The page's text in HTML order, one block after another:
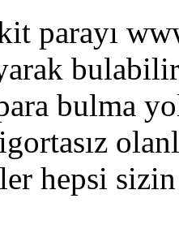
parayı
bulma
hepsi